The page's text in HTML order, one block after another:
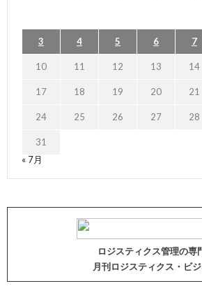
3 4 5 6 7
10 11 12 13 14
17 18 19 20 21
24 25 26 27 28
31
« 7月
ロジスティクス管理の専
月刊ロジスティクス・ビ